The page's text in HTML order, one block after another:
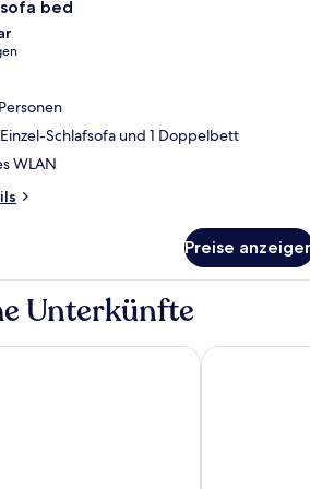
bed
Schlafsofa und 1 Doppelbett
WLAN
Preise
Unterkünfte
Oft Alfre